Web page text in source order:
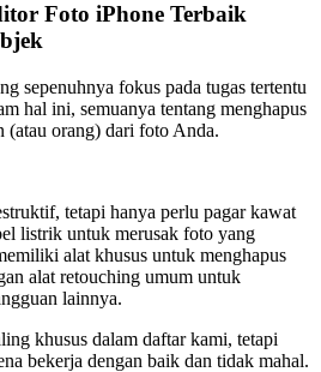
Foto iPhone Terbaik
sepenuhnya fokus pada tugas tertentu
hal ini, semuanya tentang menghapus
orang) dari foto Anda.
tetapi hanya perlu pagar kawat
listrik untuk merusak foto yang
alat khusus untuk menghapus
alat retouching umum untuk
lainnya.
khusus dalam daftar kami, tetapi
bekerja dengan baik dan tidak mahal.